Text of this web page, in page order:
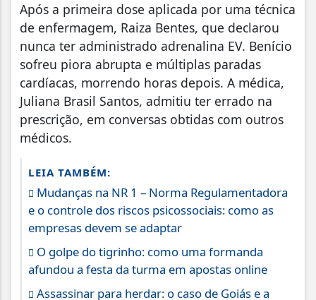
Após a primeira dose aplicada por uma técnica
de enfermagem, Raiza Bentes, que declarou
nunca ter administrado adrenalina EV. Benício
sofreu piora abrupta e múltiplas paradas
cardíacas, morrendo horas depois. A médica,
Juliana Brasil Santos, admitiu ter errado na
prescrição, em conversas obtidas com outros
médicos.
LEIA TAMBÉM:
Mudanças na NR 1 – Norma Regulamentadora
e o controle dos riscos psicossociais: como as
empresas devem se adaptar
O golpe do tigrinho: como uma formanda
afundou a festa da turma em apostas online
Assassinar para herdar: o caso de Goiás e a